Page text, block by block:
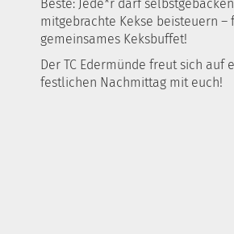
Beste: Jede*r darf
mitgebrachte Kekse beisteuern –
gemeinsames Keksbuffet!
Der TC Edermünde freut sich auf
festlichen Nachmittag mit euch!